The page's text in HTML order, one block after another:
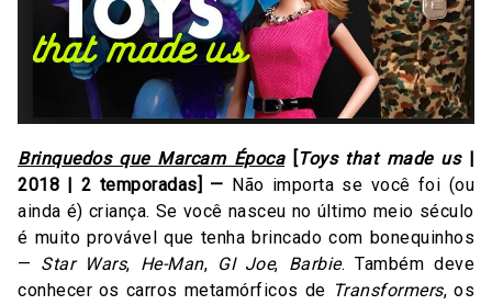
Brinquedos que Marcam Época[ Toys that made us|
2018 | 2 temporadas] — Não importa se você foi (ou
ainda é) criança. Se você nasceu no último meio século
é muito provável que tenha brincado com bonequinhos
— Star Wars, He-Man, GI Joe, Barbie. Também deve
conhecer os carros metamórficos de Transformers, os